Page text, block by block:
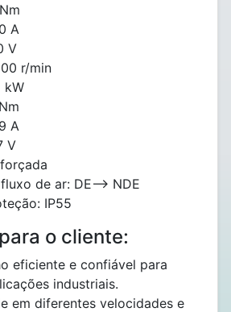
A
V
r/min
kW
A
V
de ar: DE--> NDE
IP55
o cliente:
eficiente e confiável para
industriais.
em diferentes velocidades e